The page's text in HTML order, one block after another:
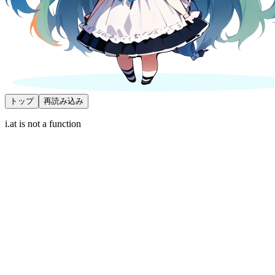
トップ 再読み込み
i.at is not a function